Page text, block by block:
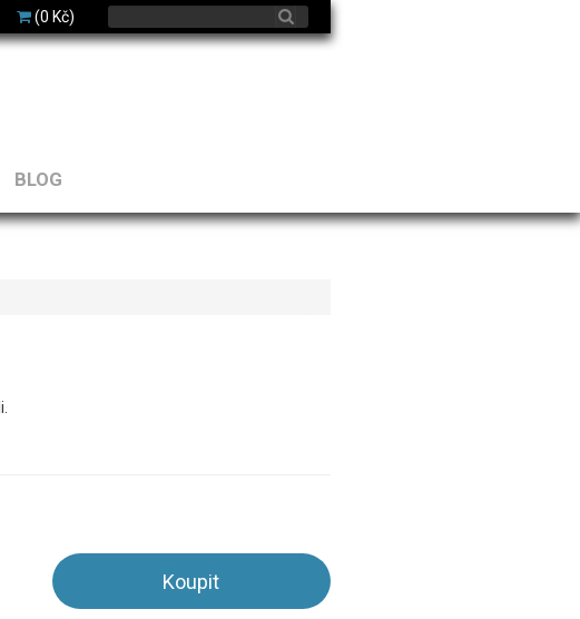
(0 Kč)
BLOG